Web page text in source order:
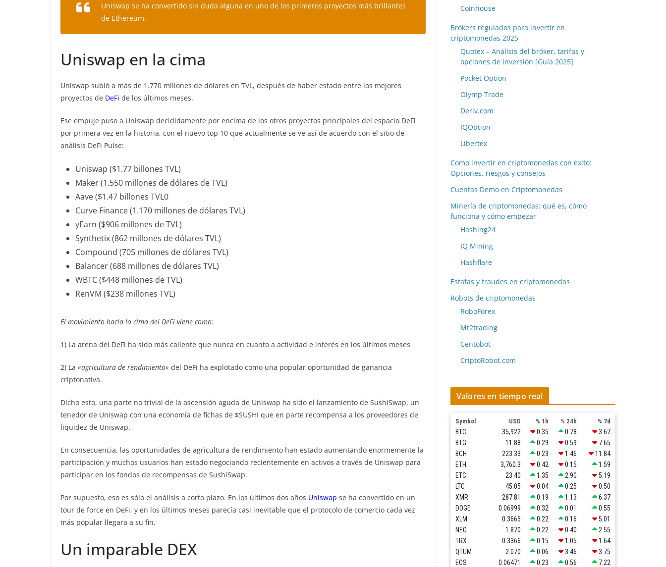
Uniswap se ha convertido sin duda alguna en uno de los primeros proyectos más brillantes
de Ethereum.
Uniswap en la cima
Uniswap subió a más de 1.770 millones de dólares en TVL, después de haber estado entre los mejores
proyectos de DeFi de los últimos meses.
Ese empuje puso a Uniswap decididamente por encima de los otros proyectos principales del espacio DeFi
por primera vez en la historia, con el nuevo top 10 que actualmente se ve así de acuerdo con el sitio de
análisis DeFi Pulse:
Uniswap ($1.77 billones TVL)
Maker (1.550 millones de dólares de TVL)
Aave ($1.47 billones TVL0
Curve Finance (1.170 millones de dólares TVL)
yEarn ($906 millones de TVL)
Synthetix (862 millones de dólares TVL)
Compound (705 millones de dólares TVL)
Balancer (688 millones de dólares TVL)
WBTC ($448 millones de TVL)
RenVM ($238 millones TVL)
El movimiento hacia la cima del DeFi viene como:
1) La arena del DeFi ha sido más caliente que nunca en cuanto a actividad e interés en los últimos meses
2) La «agricultura de rendimiento» del DeFi ha explotado como una popular oportunidad de ganancia
criptonativa.
Dicho esto, una parte no trivial de la ascensión aguda de Uniswap ha sido el lanzamiento de SushiSwap, un
tenedor de Uniswap con una economía de fichas de $SUSHI que en parte recompensa a los proveedores de
liquidez de Uniswap.
En consecuencia, las oportunidades de agricultura de rendimiento han estado aumentando enormemente la
participación y muchos usuarios han estado negociando recientemente en activos a través de Uniswap para
participar en los fondos de recompensas de SushiSwap.
Por supuesto, eso es sólo el análisis a corto plazo. En los últimos dos años Uniswap se ha convertido en un
tour de force en DeFi, y en los últimos meses parecía casi inevitable que el protocolo de comercio cada vez
más popular llegara a su fin.
Un imparable DEX
Coinhouse
Brókers regulados para invertir en
criptomonedas 2025
Quotex – Análisis del bróker, tarifas y
opciones de inversión [Guía 2025]
Pocket Option
Olymp Trade
Deriv.com
IQOption
Libertex
Como invertir en criptomonedas con exito:
Opciones, riesgos y consejos
Cuentas Demo en Criptomonedas
Minería de criptomonedas: qué es, cómo
funciona y cómo empezar
Hashing24
IQ Mining
Hashflare
Estafas y fraudes en criptomonedas
Robots de criptomonedas
RoboForex
Mt2trading
Centobot
CriptoRobot.com
Valores en tiempo real
Symbol USD % 1h % 24h % 7d
BTC 35,922 0.35 0.78
3.67
BTG
11.88 0.29 0.59
7.65
BCH
223.33 0.23 1.46
11.84
ETH
3,760.3 0.42 0.15
1.59
ETC
23.40 1.35 2.90
5.19
LTC
45.05 0.04 0.25
0.50
XMR
287.81 0.19 1.13
6.37
DOGE
0.06999 0.32 0.01
0.55
XLM
0.3665 0.22 0.16
5.01
NEO
1.870 0.22 0.40
2.55
TRX
0.3366 0.15 1.05
1.64
QTUM
2.070 0.06 3.46
3.75
EOS
0.06471 0.23 0.56 7.22